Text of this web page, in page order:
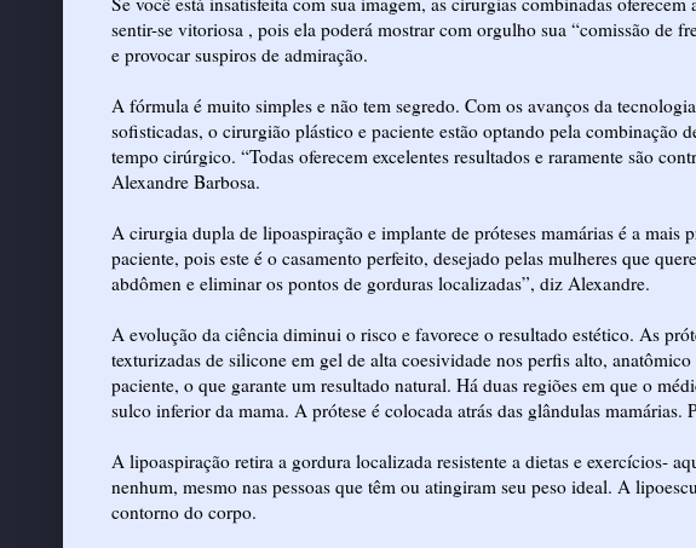
sentir-se vitoriosa , pois ela poderá mostrar com orgulho sua “comissão de
e provocar suspiros de admiração.
A fórmula é muito simples e não tem segredo. Com os avanços da
sofisticadas, o cirurgião plástico e paciente estão optando pela combinação
tempo cirúrgico. “Todas oferecem excelentes resultados e raramente são
Alexandre Barbosa.
A cirurgia dupla de lipoaspiração e implante de próteses mamárias é a mais
paciente, pois este é o casamento perfeito, desejado pelas mulheres que
abdômen e eliminar os pontos de gorduras localizadas”, diz Alexandre.
A evolução da ciência diminui o risco e favorece o resultado estético. As
texturizadas de silicone em gel de alta coesividade nos perfis alto,
paciente, o que garante um resultado natural. Há duas regiões em que o
sulco inferior da mama. A prótese é colocada atrás das glândulas mamárias.
A lipoaspiração retira a gordura localizada resistente a dietas e exercícios-
nenhum, mesmo nas pessoas que têm ou atingiram seu peso ideal. A
contorno do corpo.